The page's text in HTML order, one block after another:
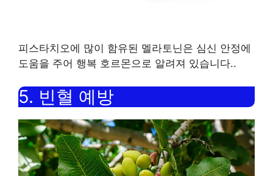
피스타치오에 많이 함유된 멜라토닌은 심신 안정에
도움을 주어 행복 호르몬으로 알려져 있습니다..
5. 빈혈 예방